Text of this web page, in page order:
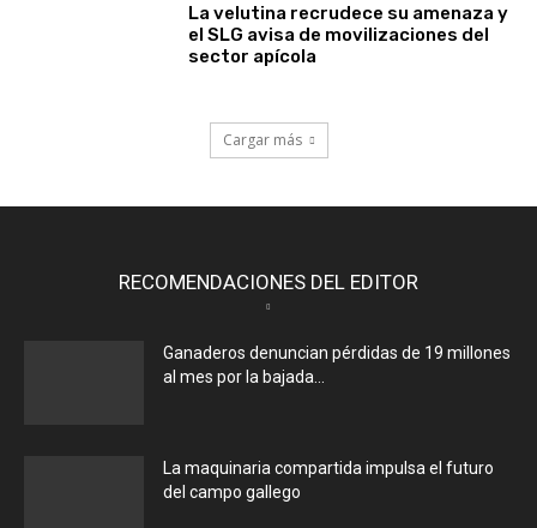
La velutina recrudece su amenaza y
el SLG avisa de movilizaciones del
sector apícola
Cargar más
RECOMENDACIONES DEL EDITOR
Ganaderos denuncian pérdidas de 19 millones
al mes por la bajada...
La maquinaria compartida impulsa el futuro
del campo gallego